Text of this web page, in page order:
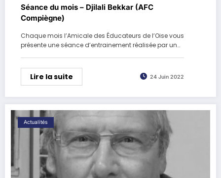
Séance du mois – Djilali Bekkar (AFC
Compiègne)
Chaque mois l’Amicale des Éducateurs de l’Oise vous
présente une séance d’entrainement réalisée par un…
Lire la suite 24 Juin 2022
Actualités